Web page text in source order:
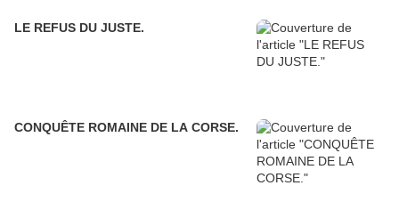
LE REFUS DU JUSTE.
CONQUÊTE ROMAINE DE LA CORSE.